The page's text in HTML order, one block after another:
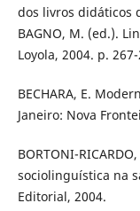
dos livros didáticos
BAGNO, M. (ed.).
Loyola, 2004. p.
BECHARA, E.
Janeiro: Nova
BORTONI-
sociolinguística na
Editorial, 2004.